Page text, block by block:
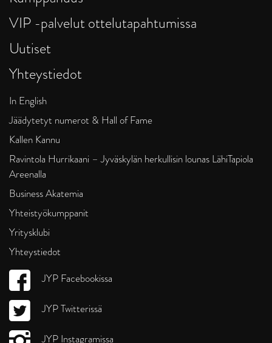
VIP -palvelut ottelutapahtumissa
Uutiset
Yhteystiedot
In English
Jäädytetyt numerot & Hall of Fame
Kallen Kannu
Ravintola Hurrikaani – Jyväskylän herkullisin lounas LähiTapiola
Areenalla
Business Akatemia
Yhteistyökumppanit
Yritysklubi
Yhteystiedot
JYP Facebookissa
JYP Twitterissä
JYP Instagramissa